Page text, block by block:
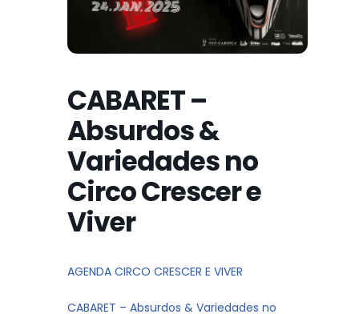
CABARET –
Absurdos &
Variedades no
Circo Crescer e
Viver
AGENDA CIRCO CRESCER E VIVER
CABARET – Absurdos & Variedades no